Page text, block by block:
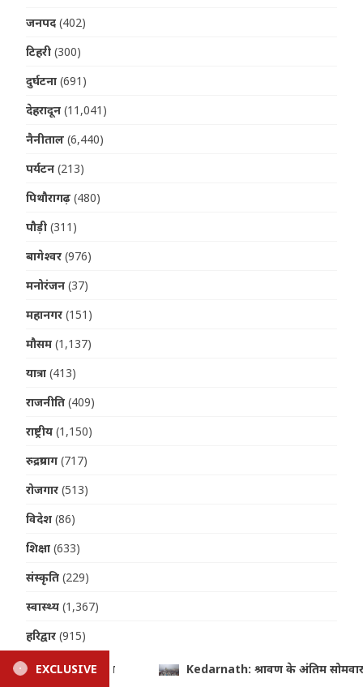
जनपद (402)
टिहरी (300)
दुर्घटना (691)
देहरादून (11,041)
नैनीताल (6,440)
पर्यटन (213)
पिथौरागढ़ (480)
पौड़ी (311)
बागेश्वर (976)
मनोरंजन (37)
महानगर (151)
मौसम (1,137)
यात्रा (413)
राजनीति (409)
राष्ट्रीय (1,150)
रुद्रप्रयाग (717)
रोजगार (513)
विदेश (86)
शिक्षा (633)
संस्कृति (229)
स्वास्थ्य (1,367)
हरिद्वार (915)
EXCLUSIVE
के अंतिम सोमवार को बाबा केदार के दरबार में उमड़ा आस्था का सैलाब,